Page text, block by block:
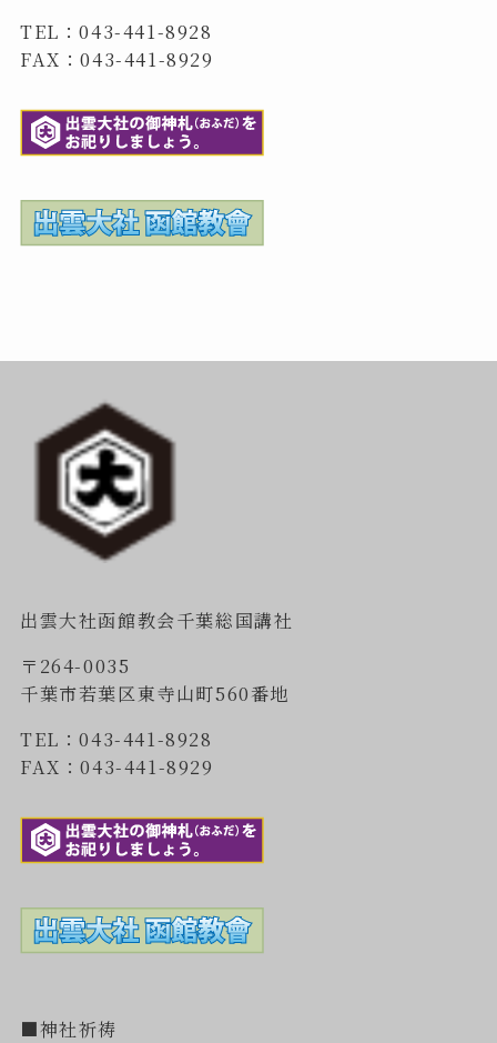
TEL：043-441-8928
FAX：043-441-8929
出雲大社函館教会千葉総国講社
〒264-0035
千葉市若葉区東寺山町560番地
TEL：043-441-8928
FAX：043-441-8929
■神社祈祷